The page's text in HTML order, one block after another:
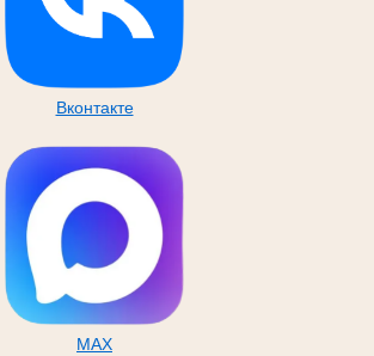
Вконтакте
MAX